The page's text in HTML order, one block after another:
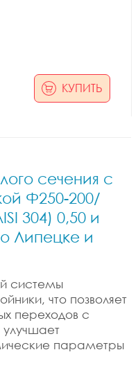
КУПИТЬ
сечения с
Ф250-200/
304) 0,50 и
Липецке и
системы
что позволяет
переходов с
улучшает
параметры